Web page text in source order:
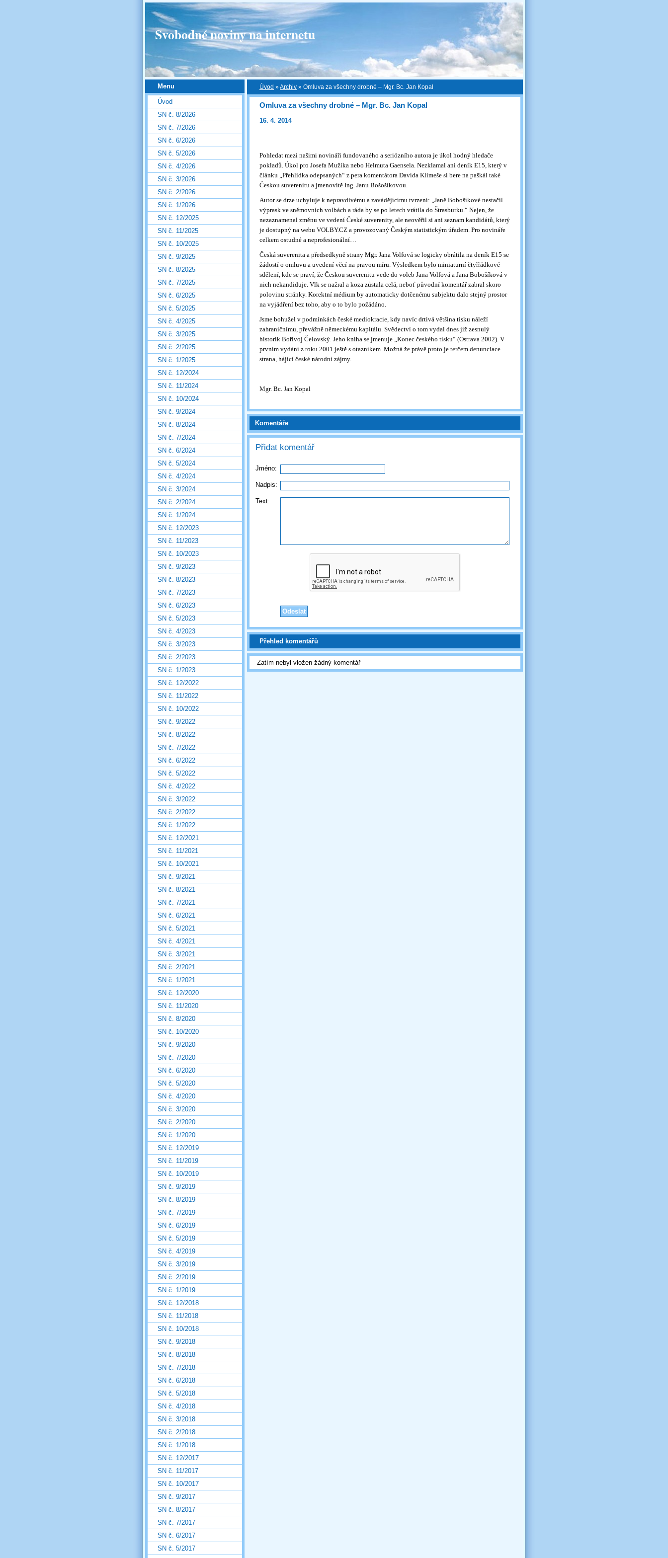
Svobodné noviny na internetu
Úvod »Archiv » Omluva za všechny drobné – Mgr. Bc. Jan Kopal
Omluva za všechny drobné – Mgr. Bc. Jan Kopal
16. 4. 2014
Pohledat mezi našimi novináři fundovaného a seriózního autora je úkol hodný hledače
pokladů. Úkol pro Josefa Mužíka nebo Helmuta Gaensela. Nezklamal ani deník E15, který v
článku „Přehlídka odepsaných“ z pera komentátora Davida Klimeše si bere na paškál také
Českou suverenitu a jmenovitě Ing. Janu Bošošíkovou.
Autor se drze uchyluje k nepravdivému a zavádějícímu tvrzení: „Janě Bobošíkové nestačil
výprask ve sněmovních volbách a ráda by se po letech vrátila do Štrasburku.“ Nejen, že
nezaznamenal změnu ve vedení České suverenity, ale neověřil si ani seznam kandidátů, který
je dostupný na webu VOLBY.CZ a provozovaný Českým statistickým úřadem. Pro novináře
celkem ostudné a neprofesionální…
Česká suverenita a předsedkyně strany Mgr. Jana Volfová se logicky obrátila na deník E15 se
žádostí o omluvu a uvedení věcí na pravou míru. Výsledkem bylo miniaturní čtyřřádkové
sdělení, kde se praví, že Českou suverenitu vede do voleb Jana Volfová a Jana Bobošíková v
nich nekandiduje. Vlk se nažral a koza zůstala celá, neboť původní komentář zabral skoro
polovinu stránky. Korektní médium by automaticky dotčenému subjektu dalo stejný prostor
na vyjádření bez toho, aby o to bylo požádáno.
Jsme bohužel v podmínkách české mediokracie, kdy navíc drtivá většina tisku náleží
zahraničnímu, převážně německému kapitálu. Svědectví o tom vydal dnes již zesnulý
historik Bořivoj Čelovský. Jeho kniha se jmenuje „Konec českého tisku“ (Ostrava 2002). V
prvním vydání z roku 2001 ještě s otazníkem. Možná že právě proto je terčem denunciace
strana, hájící české národní zájmy.
Mgr. Bc. Jan Kopal
Komentáře
Přidat komentář
Jméno:
Nadpis:
Text:
Přehled komentářů
Zatím nebyl vložen žádný komentář
Menu
Úvod
SN č. 8/2026
SN č. 7/2026
SN č. 6/2026
SN č. 5/2026
SN č. 4/2026
SN č. 3/2026
SN č. 2/2026
SN č. 1/2026
SN č. 12/2025
SN č. 11/2025
SN č. 10/2025
SN č. 9/2025
SN č. 8/2025
SN č. 7/2025
SN č. 6/2025
SN č. 5/2025
SN č. 4/2025
SN č. 3/2025
SN č. 2/2025
SN č. 1/2025
SN č. 12/2024
SN č. 11/2024
SN č. 10/2024
SN č. 9/2024
SN č. 8/2024
SN č. 7/2024
SN č. 6/2024
SN č. 5/2024
SN č. 4/2024
SN č. 3/2024
SN č. 2/2024
SN č. 1/2024
SN č. 12/2023
SN č. 11/2023
SN č. 10/2023
SN č. 9/2023
SN č. 8/2023
SN č. 7/2023
SN č. 6/2023
SN č. 5/2023
SN č. 4/2023
SN č. 3/2023
SN č. 2/2023
SN č. 1/2023
SN č. 12/2022
SN č. 11/2022
SN č. 10/2022
SN č. 9/2022
SN č. 8/2022
SN č. 7/2022
SN č. 6/2022
SN č. 5/2022
SN č. 4/2022
SN č. 3/2022
SN č. 2/2022
SN č. 1/2022
SN č. 12/2021
SN č. 11/2021
SN č. 10/2021
SN č. 9/2021
SN č. 8/2021
SN č. 7/2021
SN č. 6/2021
SN č. 5/2021
SN č. 4/2021
SN č. 3/2021
SN č. 2/2021
SN č. 1/2021
SN č. 12/2020
SN č. 11/2020
SN č. 8/2020
SN č. 10/2020
SN č. 9/2020
SN č. 7/2020
SN č. 6/2020
SN č. 5/2020
SN č. 4/2020
SN č. 3/2020
SN č. 2/2020
SN č. 1/2020
SN č. 12/2019
SN č. 11/2019
SN č. 10/2019
SN č. 9/2019
SN č. 8/2019
SN č. 7/2019
SN č. 6/2019
SN č. 5/2019
SN č. 4/2019
SN č. 3/2019
SN č. 2/2019
SN č. 1/2019
SN č. 12/2018
SN č. 11/2018
SN č. 10/2018
SN č. 9/2018
SN č. 8/2018
SN č. 7/2018
SN č. 6/2018
SN č. 5/2018
SN č. 4/2018
SN č. 3/2018
SN č. 2/2018
SN č. 1/2018
SN č. 12/2017
SN č. 11/2017
SN č. 10/2017
SN č. 9/2017
SN č. 8/2017
SN č. 7/2017
SN č. 6/2017
SN č. 5/2017